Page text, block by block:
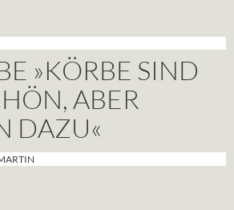
»KÖRBE SIND
ABER
DAZU«